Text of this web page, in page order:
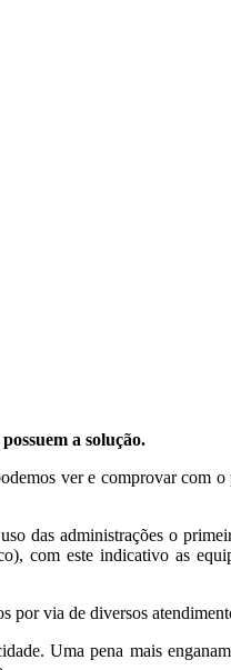
a solução.
ver e comprovar com
das administrações o
com este indicativo as
por via de diversos
Uma pena mais